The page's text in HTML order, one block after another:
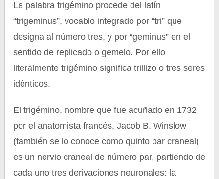
La palabra trigémino procede del latín
“trigeminus”, vocablo integrado por “tri” que
designa al número tres, y por “geminus” en el
sentido de replicado o gemelo. Por ello
literalmente trigémino significa trillizo o tres seres
idénticos.
El trigémino, nombre que fue acuñado en 1732
por el anatomista francés, Jacob B. Winslow
(también se lo conoce como quinto par craneal)
es un nervio craneal de número par, partiendo de
cada uno tres derivaciones neuronales: la